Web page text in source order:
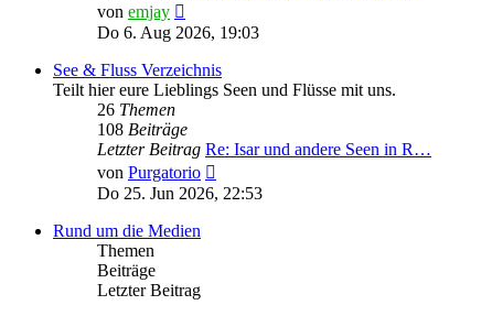
von emjay
Beitrag
Do 6. Aug 2026, 19:03
See & Fluss Verzeichnis
Teilt hier eure Lieblings Seen und Flüsse mit uns.
26 Themen
108 Beiträge
Letzter Beitrag Re: Isar und andere Seen in R…
von Purgatorio
Beitrag
Do 25. Jun 2026, 22:53
Rund um die Medien
Themen
Beiträge
Letzter Beitrag